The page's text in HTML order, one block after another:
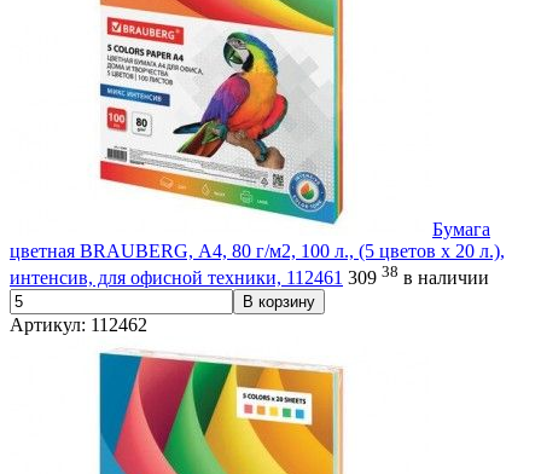
Бумага
цветная BRAUBERG, А4, 80 г/м2, 100 л., (5 цветов х 20 л.),
интенсив, для офисной техники, 112461 309 38 в наличии
В корзину
Артикул: 112462